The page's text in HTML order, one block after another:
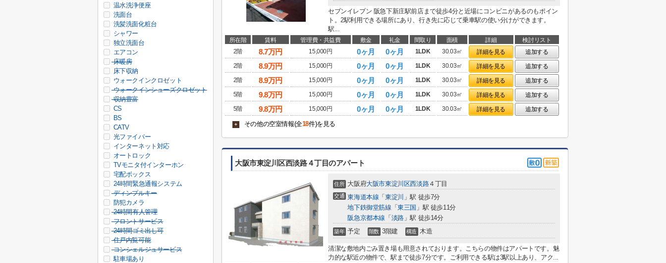
セブンイレブン 阪急下新庄駅前店まで徒歩4分と近場にコンビニがあるのもポイン
ト。2駅利用できる場所にあり、行き先に応じて乗車駅の使い分けができます。
駅...
所在階 賃料 管理費・共益費 敷金 礼金 間取り 面積 詳細
検討リスト
2階
8.7万円 15,000円 0ヶ月 0ヶ月 1LDK 30.03㎡ 詳細を見る
追加する
2階
8.9万円 15,000円 0ヶ月 0ヶ月 1LDK 30.03㎡ 詳細を見る
追加する
2階
8.9万円 15,000円 0ヶ月 0ヶ月 1LDK 30.03㎡ 詳細を見る
追加する
5階
9.8万円 15,000円 0ヶ月 0ヶ月 1LDK 30.03㎡ 詳細を見る
追加する
5階
9.8万円 15,000円 0ヶ月 0ヶ月 1LDK 30.03㎡ 詳細を見る 追加する
+ その他の空室情報(全18件)を見る
大阪市東淀川区西淡路４丁目のアパート
住所 大阪府大阪市東淀川区西淡路４丁目
交通 東海道本線 「 東淀川 」駅 徒歩7分
地下鉄御堂筋線 「東三国 」駅 徒歩11分
阪急京都本線 「 淡路」駅 徒歩14分
築年 予定 階数 3階建 構造 木造
清潔な敷地内ごみ置き場も用意されております。こちらの物件はアパートです。魅
力的な駅近の物件で、駅まで徒歩7分です。ご利用できる駅は3駅以上あり、アク...
温水洗浄便座
洗面台
洗髪洗面化粧台
シャワー
独立洗面台
エアコン
床暖房
床下収納
ウォークインクロゼット
ウォークインシューズクロゼット
収納豊富
CS
BS
CATV
光ファイバー
インターネット対応
オートロック
TVモニタ付インターホン
宅配ボックス
24時間緊急通報システム
ディンプルキー
防犯カメラ
24時間有人管理
フロントサービス
24時間ゴミ出し可
住戸内覧可能
コンシェルジュサービス
駐車場あり